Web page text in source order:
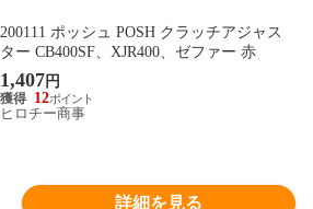
200111 ポッシュ POSH クラッチアジャス
ター CB400SF、XJR400、ゼファー 赤
1,407円
12
ヒロチー商事
詳細を見る